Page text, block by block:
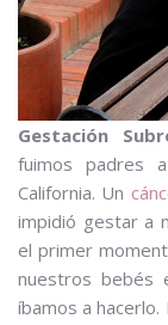
Gestación
fuimos padres
California. Un
impidió gestar a
el primer
nuestros bebés
íbamos a hacerlo.